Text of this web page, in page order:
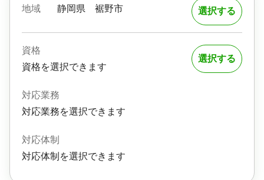
地域 静岡県 裾野市 選択する
資格
資格を選択できます
対応業務
対応業務を選択できます
対応体制
対応体制を選択できます
選択する